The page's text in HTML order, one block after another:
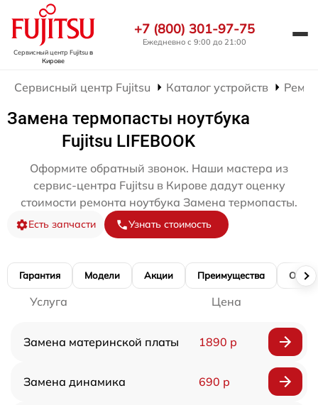
Сервисный центр Fujitsuв
Кирове
+7 (800) 301-97-75
Ежедневно с 9:00 до 21:00
Сервисный центр Fujitsu Каталог устройств
Замена термопасты ноутбука
Fujitsu LIFEBOOK
Оформите обратный звонок. Наши мастера из
сервис-центра Fujitsu в Кирове дадут оценку
стоимости ремонта ноутбука Замена термопасты.
Есть запчасти Узнать стоимость
Гарантия Модели Акции Преимущества
Услуга Цена
Замена материнской платы 1890 р
Замена динамика 690 р